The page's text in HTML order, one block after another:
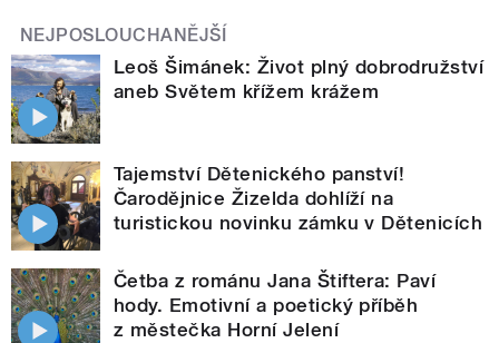
NEJPOSLOUCHANĚJŠÍ
Leoš Šimánek: Život plný dobrodružství
aneb Světem křížem krážem
Tajemství Dětenického panství!
Čarodějnice Žizelda dohlíží na
turistickou novinku zámku v Dětenicích
Četba z románu Jana Štiftera: Paví
hody. Emotivní a poetický příběh
z městečka Horní Jelení